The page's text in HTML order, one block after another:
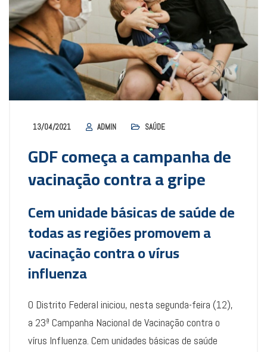
13/04/2021 ADMIN SAÚDE
GDF começa a campanha de
vacinação contra a gripe
Cem unidade básicas de saúde de
todas as regiões promovem a
vacinação contra o vírus
influenza
O Distrito Federal iniciou, nesta segunda-feira (12),
a 23ª Campanha Nacional de Vacinação contra o
vírus Influenza. Cem unidades básicas de saúde